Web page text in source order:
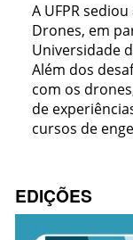
A UFPR
Drones, em
Universidade
Além dos
com os
de
cursos de
EDIÇÕES